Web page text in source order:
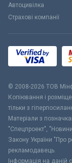
Автоцивілка
Страхові компанії
© 2008-2026 ТОВ
Копіювання і
тільки з
Матеріали з
"Спецпроект",
Закону України "Про
рекламодавець.
Інформація на даній